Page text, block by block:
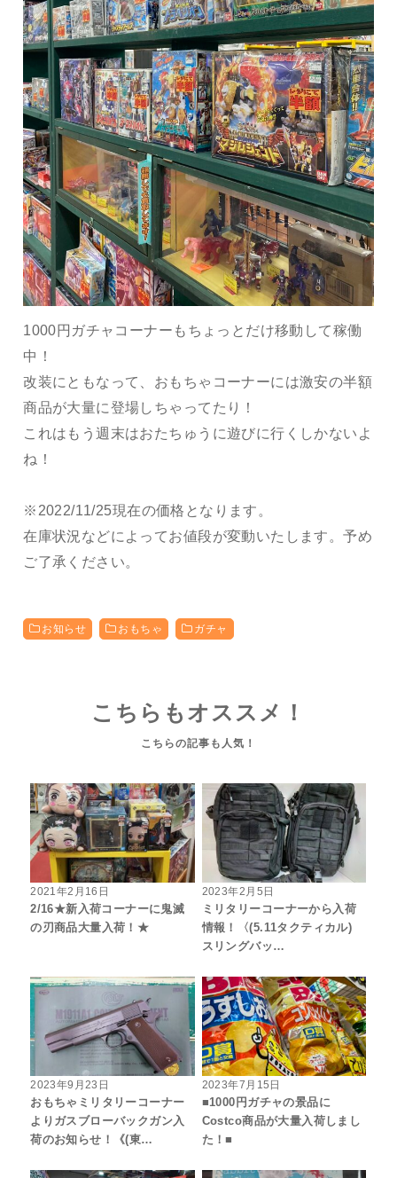
1000円ガチャコーナーもちょっとだけ移動して稼働
中！
改装にともなって、おもちゃコーナーには激安の半額
商品が大量に登場しちゃってたり！
これはもう週末はおたちゅうに遊びに行くしかないよ
ね！
※2022/11/25現在の価格となります。
在庫状況などによってお値段が変動いたします。予め
ご了承ください。
お知らせ おもちゃ ガチャ
こちらもオススメ！
2021年2月16日
2/16★新入荷コーナーに鬼滅
の刃商品大量入荷！★
2023年2月5日
ミリタリーコーナーから入荷
情報！〈(5.11タクティカル)
スリングバッ…
2023年9月23日
おもちゃミリタリーコーナー
よりガスブローバックガン入
荷のお知らせ！《(東…
2023年7月15日
■1000円ガチャの景品に
Costco商品が大量入荷しまし
た！■